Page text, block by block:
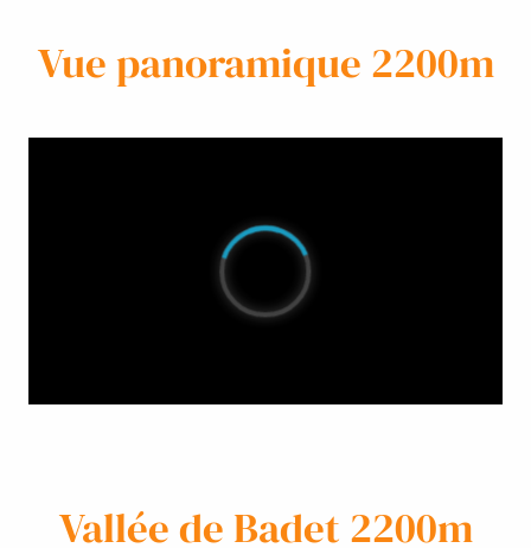
Vue panoramique 2200m
Vallée de Badet 2200m